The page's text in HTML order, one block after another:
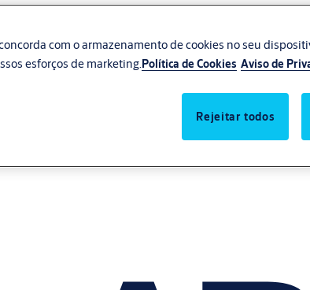
com o armazenamento de cookies no seu
esforços de marketing.Política de Cookies Aviso de
Rejeitar todos